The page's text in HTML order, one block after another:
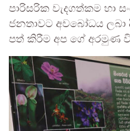
පාරිසරික වැදගත්කම හා
ජනතාවට අවබෝධය ලබා
පත් කිරීම අප ගේ අරමුණ